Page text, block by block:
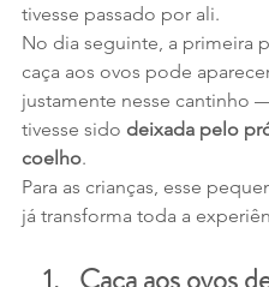
tivesse passado por ali.
No dia seguinte, a primeira
caça aos ovos pode
justamente nesse cantinho
tivesse sido deixada pelo
coelho.
Para as crianças, esse
já transforma toda a